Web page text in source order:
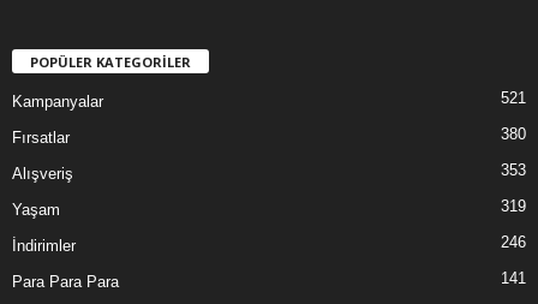
POPÜLER KATEGORİLER
Kampanyalar 521
Fırsatlar 380
Alışveriş 353
Yaşam 319
İndirimler 246
Para Para Para 141